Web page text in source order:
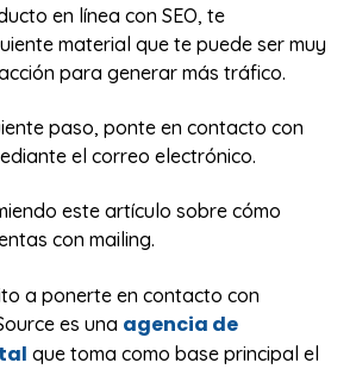
en línea con SEO, te
material que te puede ser muy
para generar más tráfico.
paso, ponte en contacto con
el correo electrónico.
este artículo sobre cómo
con mailing.
a ponerte en contacto con
es una agencia de
que toma como base principal el